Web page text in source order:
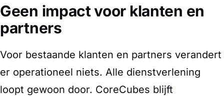
Geen impact voor klanten en
partners
Voor bestaande klanten en partners verandert
er operationeel niets. Alle dienstverlening
loopt gewoon door. CoreCubes blijft